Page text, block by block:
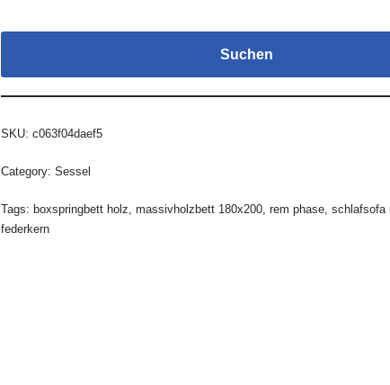
Suchen
SKU: c063f04daef5
Category: Sessel
Tags: boxspringbett holz, massivholzbett 180x200, rem phase, schlafsofa
federkern